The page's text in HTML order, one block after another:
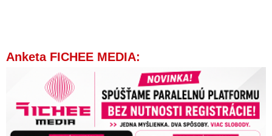
Anketa FICHEE MEDIA: